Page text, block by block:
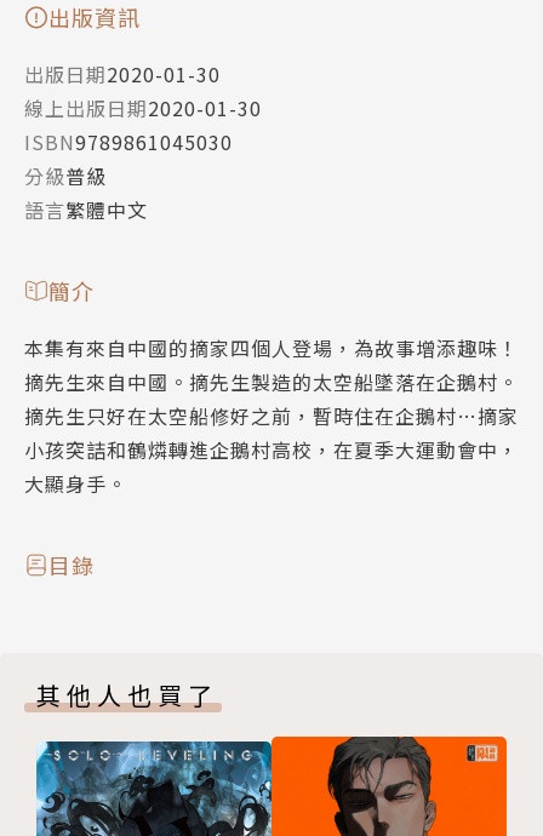
出版資訊
出版日期2020-01-30
線上出版日期2020-01-30
ISBN9789861045030
分級普級
語言繁體中文
簡介
本集有來自中國的摘家四個人登場，為故事增添趣味！
摘先生來自中國。摘先生製造的太空船墜落在企鵝村。
摘先生只好在太空船修好之前，暫時住在企鵝村…摘家
小孩突詰和鶴燐轉進企鵝村高校，在夏季大運動會中，
大顯身手。
目錄
其他人也買了